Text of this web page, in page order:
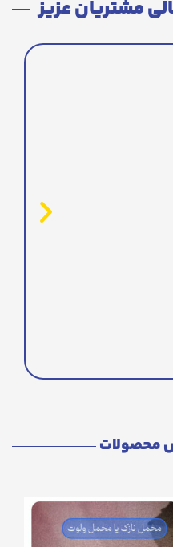
مشتریان عزیز
محصولات